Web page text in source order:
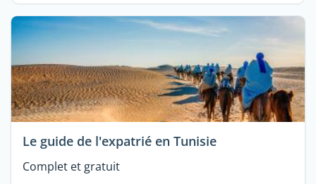
Le guide de l'expatrié en Tunisie
Complet et gratuit